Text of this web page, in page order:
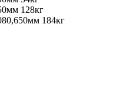
128кг
184кг